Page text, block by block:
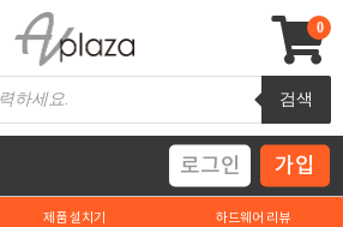
문 쇼핑몰
검색
0
로그인 가입
제품 설치기 하드웨어 리뷰